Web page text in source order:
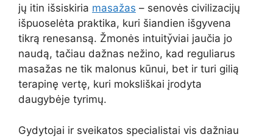
jų itin išsiskiria masažas – senovės civilizacijų
išpuoselėta praktika, kuri šiandien išgyvena
tikrą renesansą. Žmonės intuity̌viai jaučia jo
naudą, tačiau dažnas nežino, kad reguliarus
masažas ne tik malonus kūnui, bet ir turi gilią
terapinę vertę, kuri moksliškai įrodyta
daugybėje tyrimų.
Gydytojai ir sveikatos specialistai vis dažniau